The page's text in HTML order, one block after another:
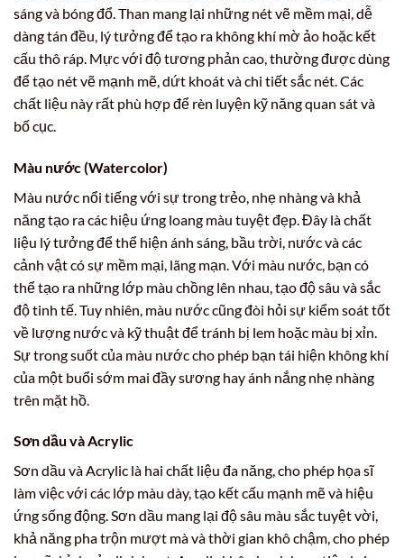
sáng và bóng đổ. Than mang lại những nét vẽ mềm mại, dễ
dàng tán đều, lý tưởng để tạo ra không khí mờ ảo hoặc kết
cấu thô ráp. Mực với độ tương phản cao, thường được dùng
để tạo nét vẽ mạnh mẽ, dứt khoát và chi tiết sắc nét. Các
chất liệu này rất phù hợp để rèn luyện kỹ năng quan sát và
bố cục.
Màu nước (Watercolor)
Màu nước nổi tiếng với sự trong trẻo, nhẹ nhàng và khả
năng tạo ra các hiệu ứng loang màu tuyệt đẹp. Đây là chất
liệu lý tưởng để thể hiện ánh sáng, bầu trời, nước và các
cảnh vật có sự mềm mại, lãng mạn. Với màu nước, bạn có
thể tạo ra những lớp màu chồng lên nhau, tạo độ sâu và sắc
độ tinh tế. Tuy nhiên, màu nước cũng đòi hỏi sự kiểm soát tốt
về lượng nước và kỹ thuật để tránh bị lem hoặc màu bị xỉn.
Sự trong suốt của màu nước cho phép bạn tái hiện không khí
của một buổi sớm mai đầy sương hay ánh nắng nhẹ nhàng
trên mặt hồ.
Sơn dầu và Acrylic
Sơn dầu và Acrylic là hai chất liệu đa năng, cho phép họa sĩ
làm việc với các lớp màu dày, tạo kết cấu mạnh mẽ và hiệu
ứng sống động. Sơn dầu mang lại độ sâu màu sắc tuyệt vời,
khả năng pha trộn mượt mà và thời gian khô chậm, cho phép